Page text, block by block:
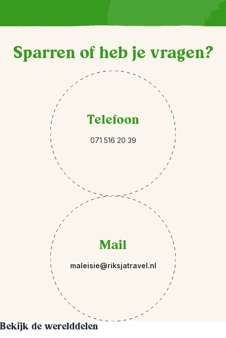
Sparren of heb je vragen?
Telefoon
071 516 20 39
Mail
maleisie@riksjatravel.nl
Bekijk de werelddelen